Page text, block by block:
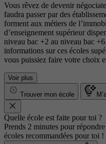
Vous rêvez de devenir
faudra passer par des
forment aux métiers de
d’enseignement supérieur
niveau bac +2 au niveau bac
informations sur ces écoles
vous puissiez faire votre choix
Voir plus
Trouver mon école
Quelle école est faite pour toi ?
Prends 2 minutes pour
écoles recommandées pour toi !